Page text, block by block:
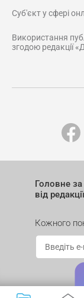
Суб'єкт у сфері
Використання
згодою редакції
Головне
від
Кожного